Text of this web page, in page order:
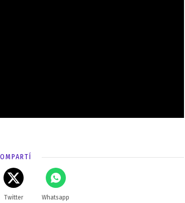
Twitter Whatsapp